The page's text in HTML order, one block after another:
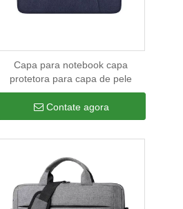
Capa para notebook capa
protetora para capa de pele
Contate agora